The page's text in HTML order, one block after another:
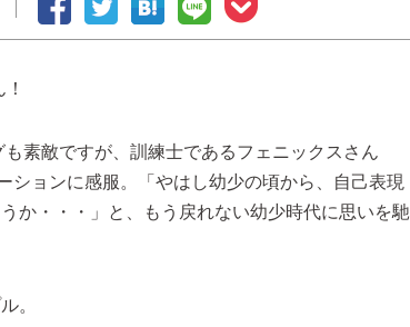
素敵ですが、訓練士であるフェニックスさん
ションに感服。「やはし幼少の頃から、自己表現
か・・・」と、もう戻れない幼少時代に思いを馳
。